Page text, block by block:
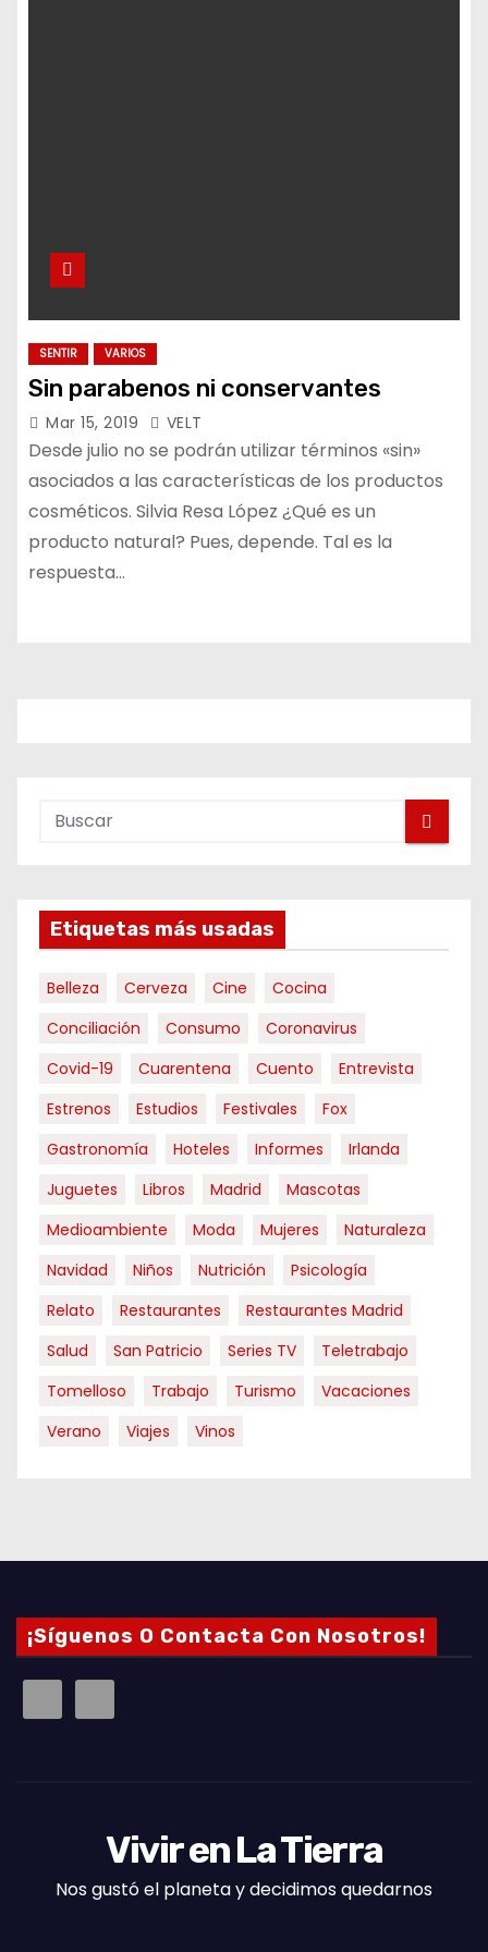
SENTIR VARIOS
Sin parabenos ni conservantes
Mar 15, 2019 VELT
Desde julio no se podrán utilizar términos «sin»
asociados a las características de los productos
cosméticos. Silvia Resa López ¿Qué es un
producto natural? Pues, depende. Tal es la
respuesta…
Etiquetas más usadas
Belleza Cerveza Cine
Cocina
Conciliación
Consumo
Coronavirus
Covid-19
Cuarentena Cuento
Entrevista
Estrenos
Estudios Festivales
Fox
Gastronomía
Hoteles Informes
Irlanda
Juguetes
Libros Madrid
Mascotas
Medioambiente
Moda Mujeres
Naturaleza
Navidad
Niños Nutrición
Psicología
Relato
Restaurantes
Restaurantes Madrid
Salud
San Patricio Series TV
Teletrabajo
Tomelloso
Trabajo Turismo
Vacaciones
Verano
Viajes Vinos
¡Síguenos O Contacta Con Nosotros!
Vivir en La Tierra
Nos gustó el planeta y decidimos quedarnos